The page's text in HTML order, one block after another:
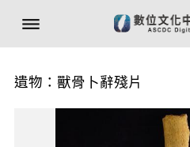
遺物：獸骨卜辭殘片